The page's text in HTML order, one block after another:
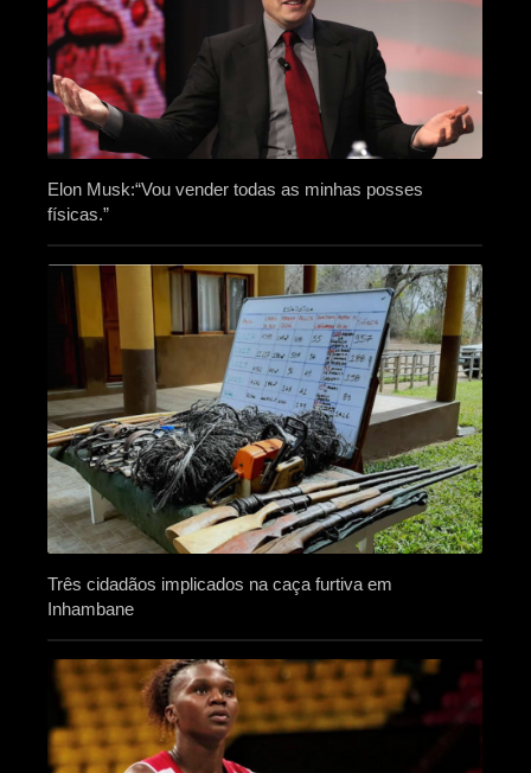
Elon Musk:“Vou vender todas as minhas posses
físicas.”
Três cidadãos implicados na caça furtiva em
Inhambane